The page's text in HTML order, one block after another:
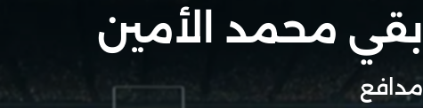
بقي محمد الأمين
مدافع